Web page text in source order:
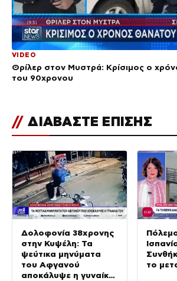
VIDEO
Θρίλερ στον Μυστρά: Κρίσιμος ο
του 90χρονου
// ΔΙΑΒΑΣΤΕ ΕΠΙΣΗΣ
Δολοφονία 38χρονης
στην Κυψέλη: Τα
ψεύτικα μηνύματα
του Αφγανού
αποκάλυψε η γυναίκα
το